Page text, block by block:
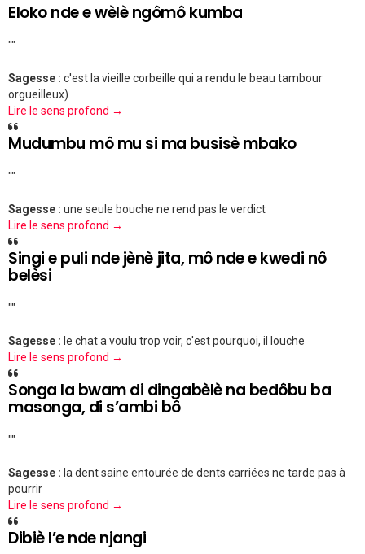
Eloko nde e wèlè ngômô kumba
""
Sagesse : c'est la vieille corbeille qui a rendu le beau tambour
orgueilleux)
Lire le sens profond →
Mudumbu mô mu si ma busisè mbako
""
Sagesse : une seule bouche ne rend pas le verdict
Lire le sens profond →
Singi e puli nde jènè jita, mô nde e kwedi nô
belèsi
""
Sagesse : le chat a voulu trop voir, c'est pourquoi, il louche
Lire le sens profond →
Songa la bwam di dingabèlè na bedôbu ba
masonga, di s’ambi bô
""
Sagesse : la dent saine entourée de dents carriées ne tarde pas à
pourrir
Lire le sens profond →
Dibiè l’e nde njangi